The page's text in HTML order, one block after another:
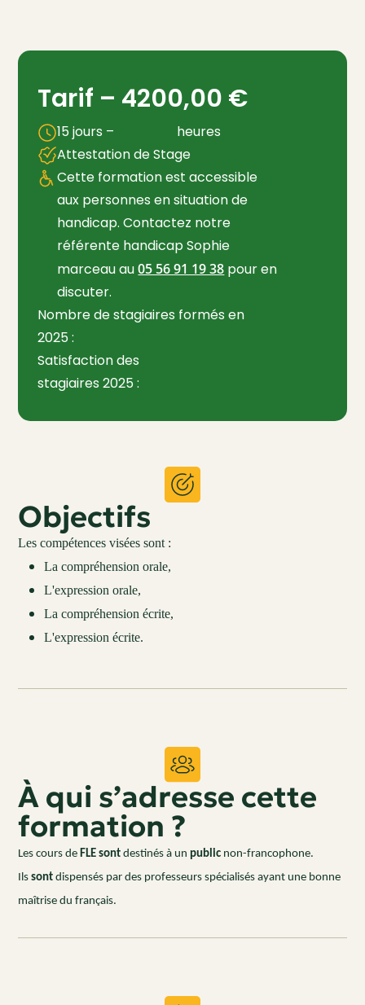
Tarif – 4200,00 €
15 jours –
heures
Attestation de Stage
Cette formation est accessible
aux personnes en situation de
handicap. Contactez notre
référente handicap Sophie
marceau au05 56 91 19 38 pour en
discuter.
Nombre de stagiaires formés en
2025 :
Satisfaction des
stagiaires 2025 :
Objectifs
Les compétences visées sont :
La compréhension orale,
L'expression orale,
La compréhension écrite,
L'expression écrite.
À qui s’adresse cette
formation ?
Les cours deFLE sont destinés à un public non-francophone.
Ilssont dispensés par des professeurs spécialisés ayant une bonne
maîtrise du français.